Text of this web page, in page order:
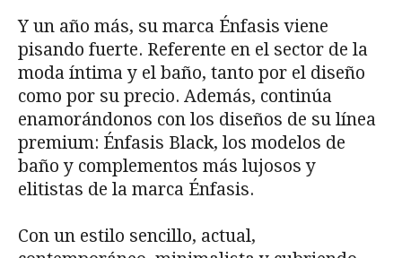
Y un año más, su marca Énfasis viene
pisando fuerte. Referente en el sector de la
moda íntima y el baño, tanto por el diseño
como por su precio. Además, continúa
enamorándonos con los diseños de su línea
premium: Énfasis Black, los modelos de
baño y complementos más lujosos y
elitistas de la marca Énfasis.
Con un estilo sencillo, actual,